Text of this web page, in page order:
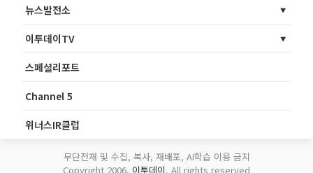
뉴스발전소
이투데이TV
스페셜리포트
Channel 5
위너스IR클럽
무단전재 및 수집, 복사, 재배포, AI학습 이용 금지
Copyright 2006. 이투데이. All rights reserved